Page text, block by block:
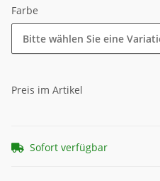
Farbe
Bitte wählen Sie eine
Preis im Artikel
Sofort verfügbar